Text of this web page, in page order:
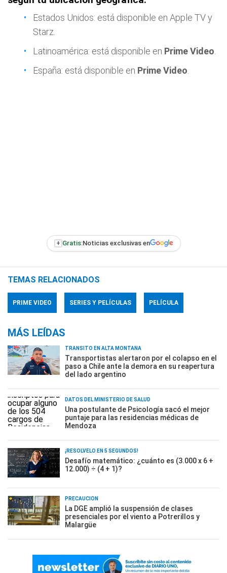
Estados Unidos: está disponible en Apple TV y
Starz.
Latinoamérica: está disponible en Prime Video
España: está disponible en Prime Video
+ Gratis:Noticias exclusivas en
TEMAS RELACIONADOS
PRIME VIDEO SERIES Y PELÍCULAS PELÍCULA
MÁS LEÍDAS
TRÁNSITO EN ALTA MONTAÑA
Transportistas alertaron por el colapso en el
paso a Chile ante la demora en su reapertura
del lado argentino
DATOS DEL MINISTERIO DE SALUD
Una postulante de Psicología sacó el mejor
puntaje para las residencias médicas de
Mendoza
¡RESOLVELO EN 5 SEGUNDOS!
Desafío matemático: ¿cuánto es (3.000 x 6 +
12.000) ÷ (4 + 1)?
PRECAUCIÓN
La DGE amplió la suspensión de clases
presenciales por el viento a Potrerillos y
Malargüe